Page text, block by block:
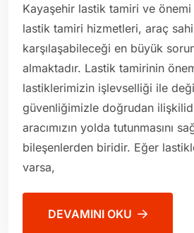
Kayaşehir lastik tamiri ve önemi
lastik tamiri hizmetleri, araç
karşılaşabileceği en büyük
almaktadır. Lastik tamirinin
lastiklerimizin işlevselliği ile
güvenliğimizle doğrudan
aracımızın yolda tutunmasını
bileşenlerden biridir. Eğer
varsa,
DEVAMINI OKU